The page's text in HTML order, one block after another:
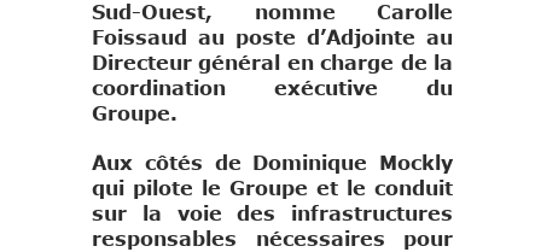
Sud-Ouest, nomme Carolle
Foissaud au poste d’Adjointe au
Directeur général en charge de la
coordination exécutive du
Groupe.
Aux côtés de Dominique Mockly
qui pilote le Groupe et le conduit
sur la voie des infrastructures
responsables nécessaires pour